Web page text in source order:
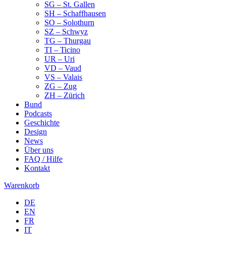
SG – St. Gallen
SH – Schaffhausen
SO – Solothurn
SZ – Schwyz
TG – Thurgau
TI – Ticino
UR – Uri
VD – Vaud
VS – Valais
ZG – Zug
ZH – Zürich
Bund
Podcasts
Geschichte
Design
News
Über uns
FAQ / Hilfe
Kontakt
Warenkorb
DE
EN
FR
IT